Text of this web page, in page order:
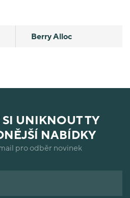
Berry Alloc
UNIKNOUT TY
NABÍDKY
pro odběr novinek